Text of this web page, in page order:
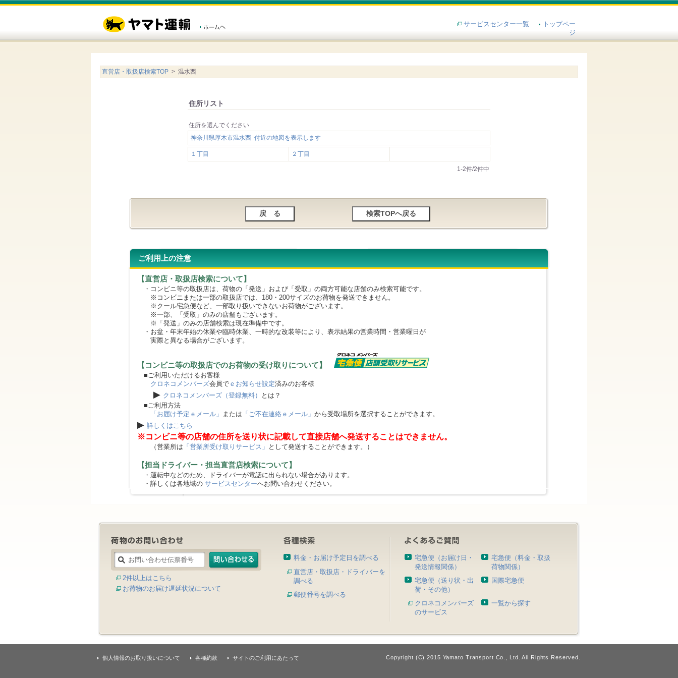
サービスセンター一覧
トップペー
ジ
直営店・取扱店検索TOP > 温水西
住所リスト
住所を選んでください
神奈川県厚木市温水西 付近の地図を表示します
１丁目 ２丁目
1-2件/2件中
ご利用上の注意
【直営店・取扱店検索について】
・コンビニ等の取扱店は、荷物の「発送」および「受取」の両方可能な店舗のみ検索可能です。
※コンビニまたは一部の取扱店では、180・200サイズのお荷物を発送できません。
※クール宅急便など、一部取り扱いできないお荷物がございます。
※一部、「受取」のみの店舗もございます。
※「発送」のみの店舗検索は現在準備中です。
・お盆・年末年始の休業や臨時休業、一時的な改装等により、表示結果の営業時間・営業曜日が
実際と異なる場合がございます。
【コンビニ等の取扱店でのお荷物の受け取りについて】
■ご利用いただけるお客様
クロネコメンバーズ会員で ｅお知らせ設定済みのお客様
▶ クロネコメンバーズ（登録無料）
とは？
■ご利用方法
「お届け予定ｅメール」 または 「ご不在連絡ｅメール」 から受取場所を選択することができます。
▶ 詳しくはこちら
※コンビニ等の店舗の住所を送り状に記載して直接店舗へ発送することはできません。
（営業所は 「営業所受け取りサービス」 として発送することができます。）
【担当ドライバー・担当直営店検索について】
・運転中などのため、ドライバーが電話に出られない場合があります。
・詳しくは各地域の サービスセンターへお問い合わせください。
2件以上はこちら
お荷物のお届け遅延状況について
料金・お届け予定日を調べる
直営店・取扱店・ドライバーを
調べる
郵便番号を調べる
宅急便（お届け日・
発送情報関係）
宅急便（料金・取扱
荷物関係）
宅急便（送り状・出
荷・その他）
国際宅急便
クロネコメンバーズ
のサービス
一覧から探す
個人情報のお取り扱いについて 各種約款 サイトのご利用にあたって Copyright (C) 2015 Yamato Transport Co., Ltd. All Rights Reserved.